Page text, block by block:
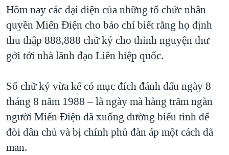
THỂ THAO
GIÁO DỤC
GROUND ZERO – XƯA VÀ NAY
CÁC GIÁ TRỊ CỘNG HÒA Ở VIỆT NAM
TRỊNH VĨNH BÌNH VS. CHÍNH PHỦ VIỆT NAM
NGƯ DÂN VIỆT VÀ LÀN SÓNG TRỘM HẢI SÂM
QUAN HỆ VIỆT MỸ
Ngôn ngữ khác
Hôm nay các đại diện của những tổ chức nhân
quyền Miến Điện cho báo chí biết rằng họ định
thu thập 888,888 chữ ký cho thỉnh nguyện thư
gởi tới nhà lãnh đạo Liên hiệp quốc.
Số chữ ký vừa kể có mục đích đánh dấu ngày 8
tháng 8 năm 1988 – là ngày mà hàng trăm ngàn
người Miến Điện đã xuống đường biểu tình để
đòi dân chủ và bị chính phủ đàn áp một cách dã
man.